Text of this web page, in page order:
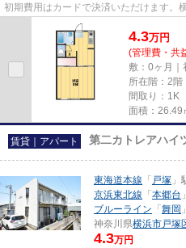
初期費用はカードで決済いただけます。
となら、地域に密着した当社...
4.3万円
(管理費・共
敷：0ヶ月｜
所在階：2階
間取り：1K
面積：26.49
賃貸｜アパート 第二カトレアハイ
東海道本線 「 戸塚 」
京浜東北線 「 本郷台
ブルーライン 「 舞岡
神奈川県横浜市戸塚
4.3万円